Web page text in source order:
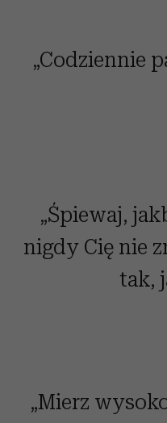
„Codziennie
„Śpiewaj,
nigdy Cię nie
tak,
„Mierz